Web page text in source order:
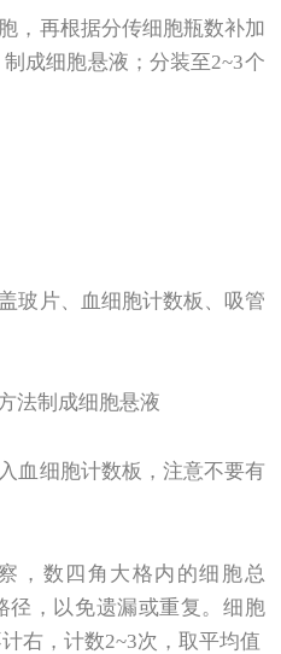
，再根据分传细胞瓶数补加
成细胞悬液；分装至2~3个
玻片、血细胞计数板、吸管
法制成细胞悬液
血细胞计数板，注意不要有
，数四角大格内的细胞总
径，以免遗漏或重复。细胞
右，计数2~3次，取平均值